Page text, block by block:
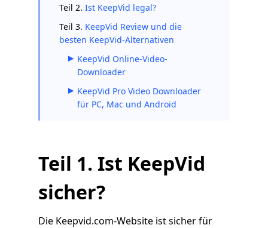
Teil 2. Ist KeepVid legal?
Teil 3. KeepVid Review und die
besten KeepVid-Alternativen
KeepVid Online-Video-
Downloader
KeepVid Pro Video Downloader
für PC, Mac und Android
Teil 1. Ist KeepVid
sicher?
Die Keepvid.com-Website ist sicher für